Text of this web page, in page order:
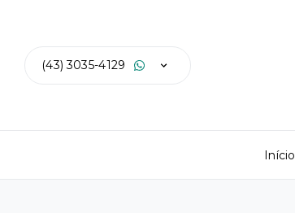
(43) 3035-4129
Início